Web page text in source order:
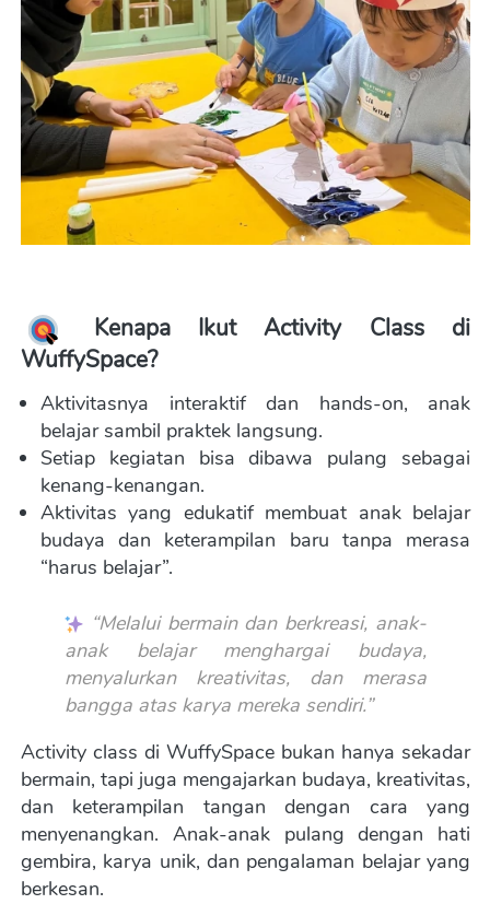
Kenapa Ikut Activity Class di
WuffySpace?
Aktivitasnya interaktif dan hands-on, anak
belajar sambil praktek langsung.
Setiap kegiatan bisa dibawa pulang sebagai
kenang-kenangan.
Aktivitas yang edukatif membuat anak belajar
budaya dan keterampilan baru tanpa merasa
“harus belajar”.
“Melalui bermain dan berkreasi, anak-
anak belajar menghargai budaya,
menyalurkan kreativitas, dan merasa
bangga atas karya mereka sendiri.”
Activity class di WuffySpace bukan hanya sekadar
bermain, tapi juga mengajarkan budaya, kreativitas,
dan keterampilan tangan dengan cara yang
menyenangkan. Anak-anak pulang dengan hati
gembira, karya unik, dan pengalaman belajar yang
berkesan.